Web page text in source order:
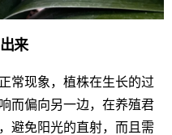
来
常现象，植株在生长的过
而偏向另一边，在养殖君
避免阳光的直射，而且需